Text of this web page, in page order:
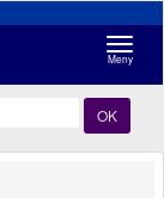
Meny
OK